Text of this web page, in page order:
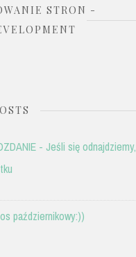
STRON -
- Jeśli się odnajdziemy,
październikowy:))